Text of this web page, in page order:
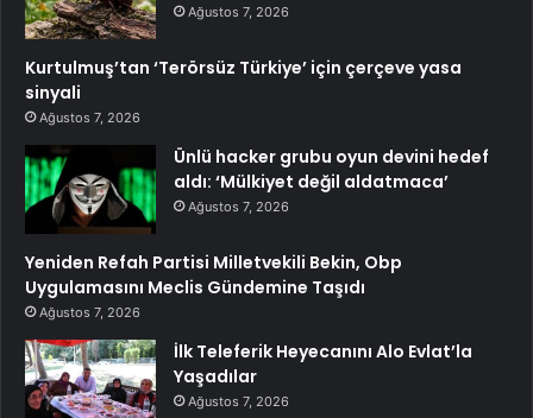
Ağustos 7, 2026
Kurtulmuş’tan ‘Terörsüz Türkiye’ için çerçeve yasa
sinyali
Ağustos 7, 2026
Ünlü hacker grubu oyun devini hedef
aldı: ‘Mülkiyet değil aldatmaca’
Ağustos 7, 2026
Yeniden Refah Partisi Milletvekili Bekin, Obp
Uygulamasını Meclis Gündemine Taşıdı
Ağustos 7, 2026
İlk Teleferik Heyecanını Alo Evlat’la
Yaşadılar
Ağustos 7, 2026